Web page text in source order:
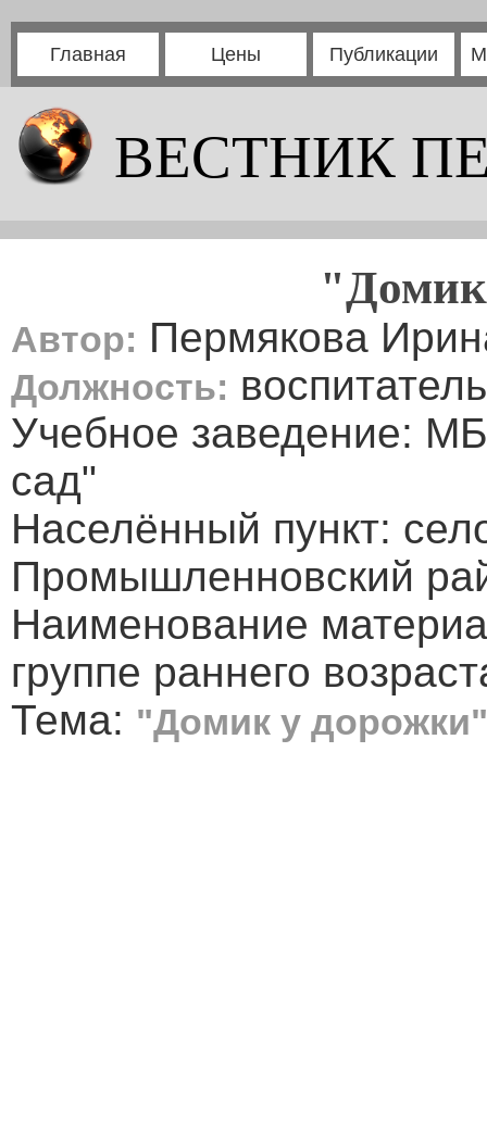
Главная Цены Публикации
ВЕСТНИК
Автор: Пермякова
Должность: воспитатель
Учебное заведение:
сад"
Населённый пункт:
Промышленновский
Наименование
группе раннего
Тема: "Домик у дорожки"